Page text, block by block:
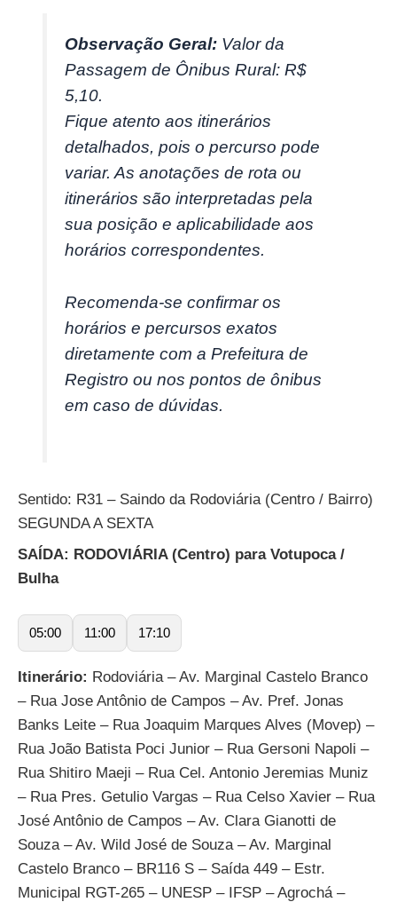
Observação Geral: Valor da
Passagem de Ônibus Rural: R$
5,10.
Fique atento aos itinerários
detalhados, pois o percurso pode
variar. As anotações de rota ou
itinerários são interpretadas pela
sua posição e aplicabilidade aos
horários correspondentes.
Recomenda-se confirmar os
horários e percursos exatos
diretamente com a Prefeitura de
Registro ou nos pontos de ônibus
em caso de dúvidas.
Sentido: R31 – Saindo da Rodoviária (Centro / Bairro)
SEGUNDA A SEXTA
SAÍDA: RODOVIÁRIA (Centro) para Votupoca /
Bulha
05:00 11:00 17:10
Itinerário: Rodoviária – Av. Marginal Castelo Branco
– Rua Jose Antônio de Campos – Av. Pref. Jonas
Banks Leite – Rua Joaquim Marques Alves (Movep) –
Rua João Batista Poci Junior – Rua Gersoni Napoli –
Rua Shitiro Maeji – Rua Cel. Antonio Jeremias Muniz
– Rua Pres. Getulio Vargas – Rua Celso Xavier – Rua
José Antônio de Campos – Av. Clara Gianotti de
Souza – Av. Wild José de Souza – Av. Marginal
Castelo Branco – BR116 S – Saída 449 – Estr.
Municipal RGT-265 – UNESP – IFSP – Agrochá –